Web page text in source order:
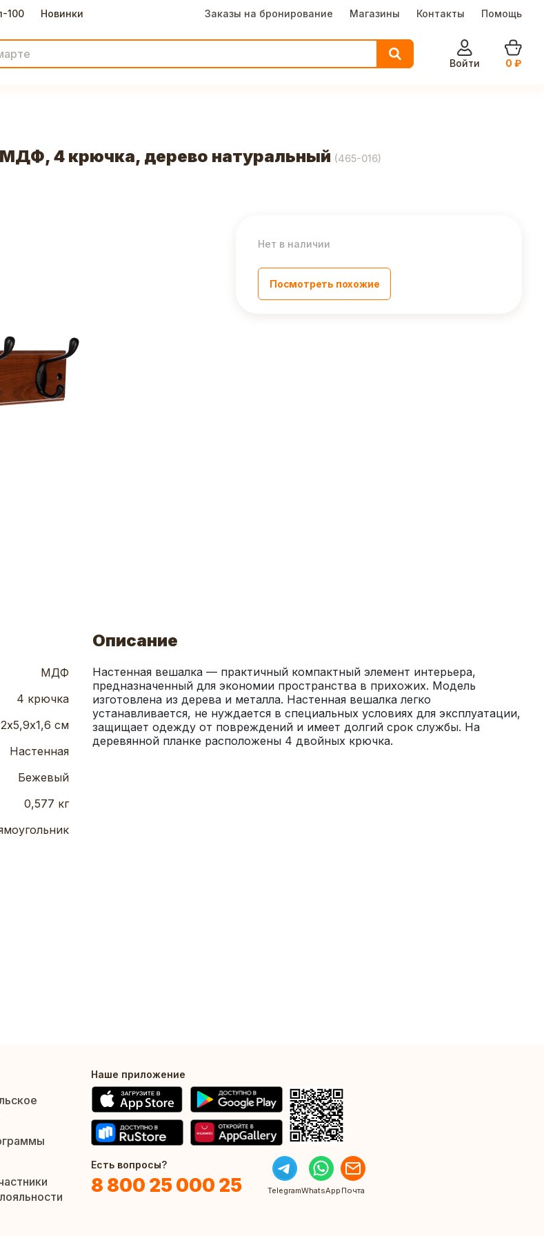
100 Новинки Заказы на бронирование Магазины Контакты Помощь
Войти
0 ₽
4 крючка, дерево натуральный (465-016)
Нет в наличии
Посмотреть похожие
МДФ
4 крючка
см
Настенная
Бежевый
0,577 кг
Описание
Настенная вешалка — практичный компактный элемент интерьера,
предназначенный для экономии пространства в прихожих. Модель
изготовлена из дерева и металла. Настенная вешалка легко
устанавливается, не нуждается в специальных условиях для эксплуатации,
защищает одежду от повреждений и имеет долгий срок службы. На
деревянной планке расположены 4 двойных крючка.
Наше приложение
Есть вопросы?
8 800 25 000 25 TelegramWhatsApp Почта